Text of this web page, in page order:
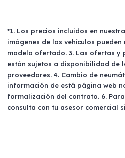
*1. Los precios incluidos en
imágenes de los vehículos
modelo ofertado. 3. Las ofertas y
están sujetos a disponibilidad de
proveedores. 4. Cambio de
información de está página web
formalización del contrato. 6.
consulta con tu asesor comercial